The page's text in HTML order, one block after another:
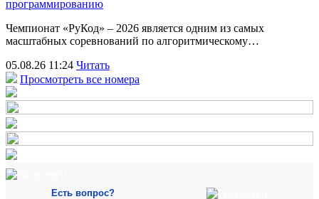
программированию
Чемпионат «РуКод» – 2026 является одним из самых
масштабных соревнований по алгоритмическому…
05.08.26 11:24 Читать
Просмотреть все номера
Есть вопрос?